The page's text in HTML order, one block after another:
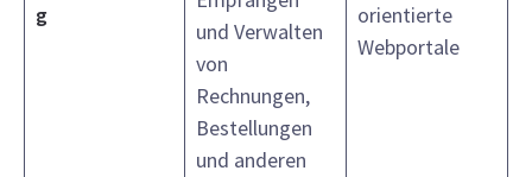
g
und Verwalten
von
Rechnungen,
Bestellungen
und anderen
orientierte
Webportale